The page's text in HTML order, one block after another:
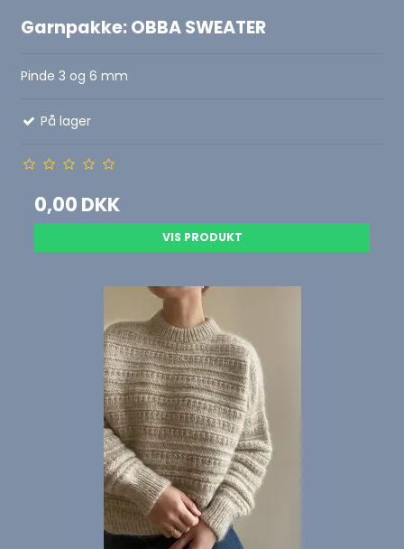
Garnpakke: OBBA SWEATER
Pinde 3 og 6 mm
På lager
0,00 DKK
VIS PRODUKT